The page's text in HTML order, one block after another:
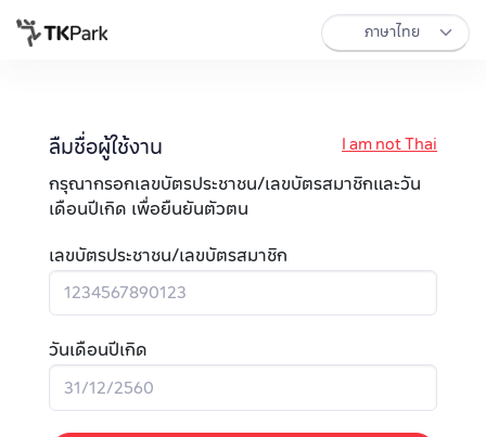
ลืมชื่อผู้ใช้งาน I am not Thai
กรุณากรอกเลขบัตรประชาชน/เลขบัตรสมาชิกและวัน
เดือนปีเกิด เพื่อยืนยันตัวตน
เลขบัตรประชาชน/เลขบัตรสมาชิก
วันเดือนปีเกิด